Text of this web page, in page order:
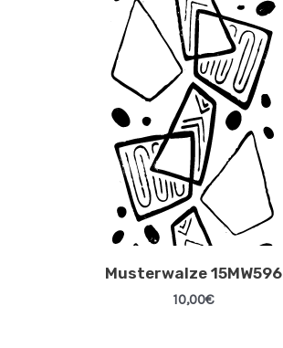
Musterwalze 15MW596
10,00€